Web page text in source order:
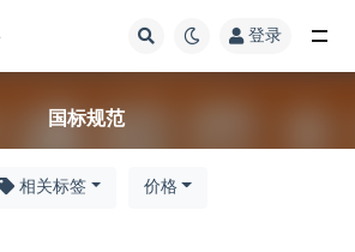
登录
国标规范
相关标签 价格